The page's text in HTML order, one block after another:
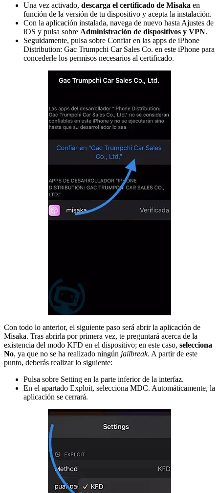
Una vez activado, descarga el certificado de Misaka en
función de la versión de tu dispositivo y acepta la instalación.
Con la aplicación instalada, navega de nuevo hasta Ajustes de
iOS y pulsa sobre Administración de dispositivos y VPN.
Seguidamente, pulsa sobre Confiar en las apps de iPhone
Distribution: Gac Trumpchi Car Sales Co. en este iPhone para
concederle los permisos necesarios al certificado.
Con todo lo anterior, el siguiente paso será abrir la aplicación de
Misaka. Tras abrirla por primera vez, te preguntará acerca de la
existencia del modo KFD en el dispositivo; en este caso, selecciona
No, ya que no se ha realizado ningún jailbreak. A partir de este
punto, deberás realizar lo siguiente:
Pulsa sobre Setting en la parte inferior de la interfaz.
En el apartado Exploit, selecciona MDC. Automáticamente, la
aplicación se cerrará.